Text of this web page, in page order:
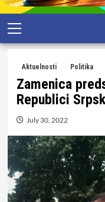
Skip
to
content
Primary
Menu
Aktuelnosti Politika
Zamenica
Republici
July 30, 2022